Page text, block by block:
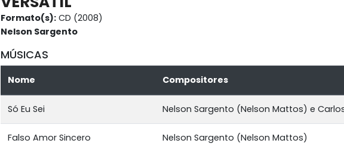
Formato(s): CD (2008)
Nelson Sargento
MÚSICAS
Nome Compositores
Só Eu Sei Nelson Sargento (Nelson Mattos) e
Falso Amor Sincero Nelson Sargento (Nelson Mattos)